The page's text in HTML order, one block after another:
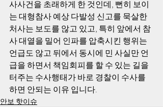
사사건을 초래하게 한 것인데, 뻔히 보이
는 대형참사 예상 다발성 신고를 묵살한
처사는 보도를 않고 있고, 특히 앞에서 참
사 대열을 밀어 인파를 압축시킨 행위는
언급도 않고 뒤에서 동시에 민 사실만 언
급을 하면서 책임회피를 할 수 있는 길을
터주는 수사행태가 바로 경찰이 수사를
하면 안되는 이유 입니다.
안보 핫이슈